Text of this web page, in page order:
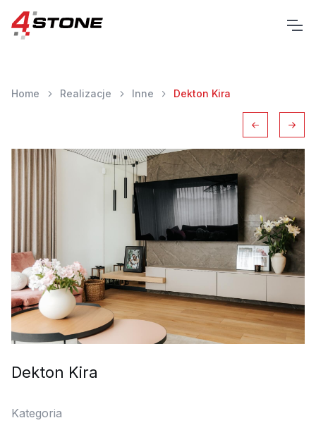
Home Realizacje Inne Dekton Kira
Dekton Kira
Kategoria